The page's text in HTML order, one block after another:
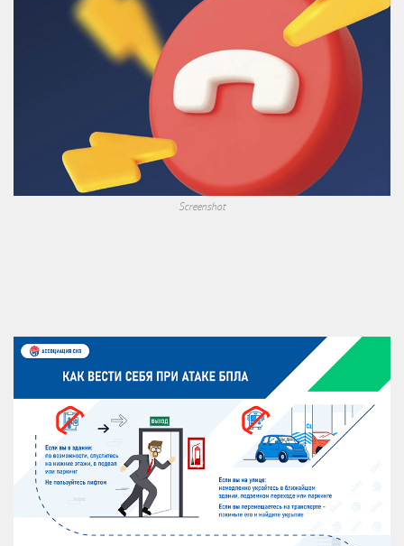
Screenshot